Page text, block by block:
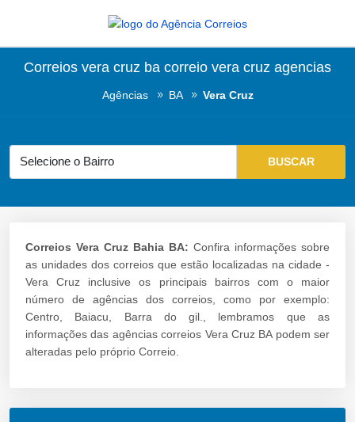
Correios vera cruz ba correio vera cruz agencias
Agências BA Vera Cruz
Correios Vera Cruz Bahia BA: Confira informações sobre
as unidades dos correios que estão localizadas na cidade -
Vera Cruz inclusive os principais bairros com o maior
número de agências dos correios, como por exemplo:
Centro, Baiacu, Barra do gil., lembramos que as
informações das agências correios Vera Cruz BA podem ser
alteradas pelo próprio Correio.